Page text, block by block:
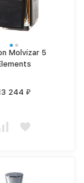
Molvizar 5
244₽